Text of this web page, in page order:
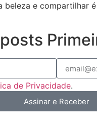
beleza e compartilhar
de Privacidade.
Assinar e Receber